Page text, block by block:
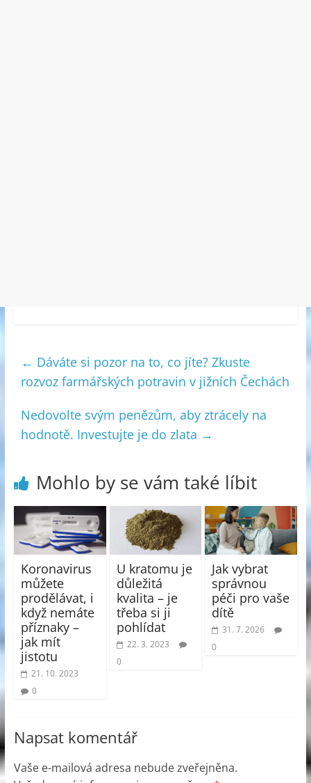
← Dáváte si pozor na to, co jíte? Zkuste
rozvoz farmářských potravin v jižních Čechách
Nedovolte svým penězům, aby ztrácely na
hodnotě. Investujte je do zlata →
Mohlo by se vám také líbit
Koronavirus
můžete
prodělávat, i
když nemáte
příznaky –
jak mít
jistotu
21. 10. 2023
0
U kratomu je
důležitá
kvalita – je
třeba si ji
pohlídat
22. 3. 2023
0
Jak vybrat
správnou
péči pro vaše
dítě
31. 7. 2026
0
Napsat komentář
Vaše e-mailová adresa nebude zveřejněna.